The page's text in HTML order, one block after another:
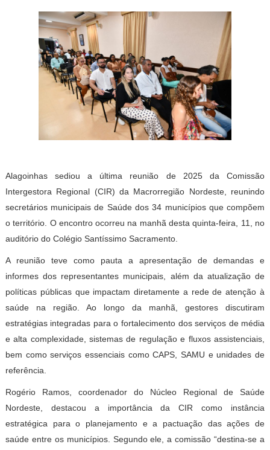
Alagoinhas sediou a última reunião de 2025 da Comissão
Intergestora Regional (CIR) da Macrorregião Nordeste, reunindo
secretários municipais de Saúde dos 34 municípios que compõem
o território. O encontro ocorreu na manhã desta quinta-feira, 11, no
auditório do Colégio Santíssimo Sacramento.
A reunião teve como pauta a apresentação de demandas e
informes dos representantes municipais, além da atualização de
políticas públicas que impactam diretamente a rede de atenção à
saúde na região. Ao longo da manhã, gestores discutiram
estratégias integradas para o fortalecimento dos serviços de média
e alta complexidade, sistemas de regulação e fluxos assistenciais,
bem como serviços essenciais como CAPS, SAMU e unidades de
referência.
Rogério Ramos, coordenador do Núcleo Regional de Saúde
Nordeste, destacou a importância da CIR como instância
estratégica para o planejamento e a pactuação das ações de
saúde entre os municípios. Segundo ele, a comissão “destina-se a